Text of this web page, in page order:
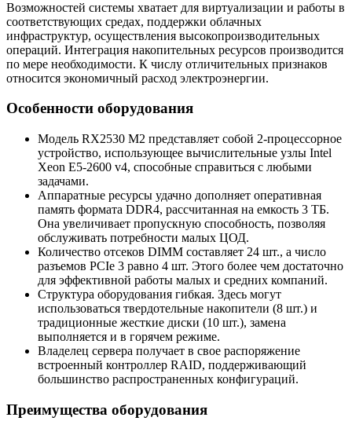
Возможностей системы хватает для виртуализации и работы в
соответствующих средах, поддержки облачных
инфраструктур, осуществления высокопроизводительных
операций. Интеграция накопительных ресурсов производится
по мере необходимости. К числу отличительных признаков
относится экономичный расход электроэнергии.
Особенности оборудования
Модель RX2530 M2 представляет собой 2-процессорное
устройство, использующее вычислительные узлы Intel
Xeon E5-2600 v4, способные справиться с любыми
задачами.
Аппаратные ресурсы удачно дополняет оперативная
память формата DDR4, рассчитанная на емкость 3 ТБ.
Она увеличивает пропускную способность, позволяя
обслуживать потребности малых ЦОД.
Количество отсеков DIMM составляет 24 шт., а число
разъемов PCIe 3 равно 4 шт. Этого более чем достаточно
для эффективной работы малых и средних компаний.
Структура оборудования гибкая. Здесь могут
использоваться твердотельные накопители (8 шт.) и
традиционные жесткие диски (10 шт.), замена
выполняется и в горячем режиме.
Владелец сервера получает в свое распоряжение
встроенный контроллер RAID, поддерживающий
большинство распространенных конфигураций.
Преимущества оборудования